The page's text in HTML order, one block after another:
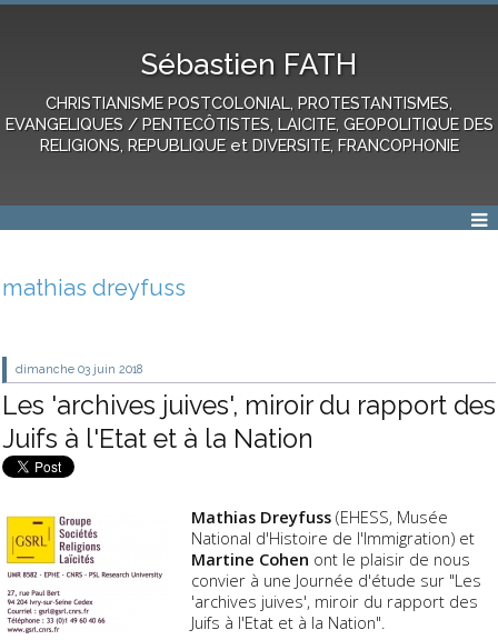
Sébastien FATH
CHRISTIANISME POSTCOLONIAL, PROTESTANTISMES,
EVANGELIQUES / PENTECÔTISTES, LAICITE, GEOPOLITIQUE DES
RELIGIONS, REPUBLIQUE et DIVERSITE, FRANCOPHONIE
mathias dreyfuss
dimanche 03 juin 2018
Les 'archives juives', miroir du rapport des
Juifs à l'Etat et à la Nation
Mathias Dreyfuss (EHESS, Musée
National d'Histoire de l'Immigration) et
Martine Cohen ont le plaisir de nous
convier à une Journée d'étude sur "Les
'archives juives', miroir du rapport des
Juifs à l'Etat et à la Nation".